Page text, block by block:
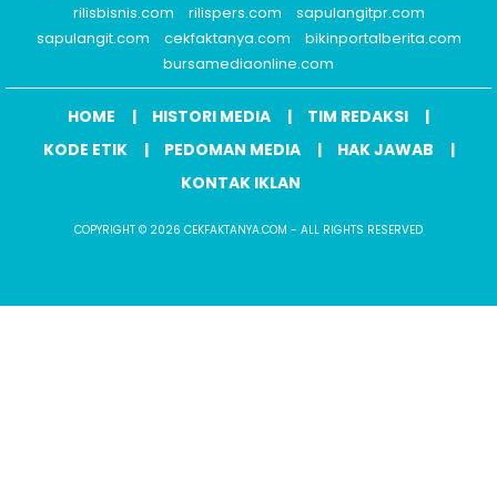
rilisbisnis.com
rilispers.com
sapulangitpr.com
sapulangit.com
cekfaktanya.com
bikinportalberita.com
bursamediaonline.com
HOME HISTORI MEDIA
TIM REDAKSI
KODE ETIK
PEDOMAN MEDIA
HAK JAWAB
KONTAK IKLAN
COPYRIGHT © 2026 CEKFAKTANYA.COM - ALL RIGHTS RESERVED